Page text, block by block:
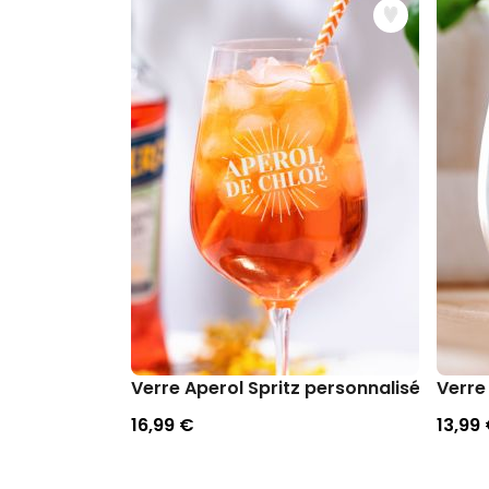
Verre Aperol Spritz personnalisé avec
16,99 €
13,99
Notre site
Ces
pratique et
votre
côté de
l'insu des